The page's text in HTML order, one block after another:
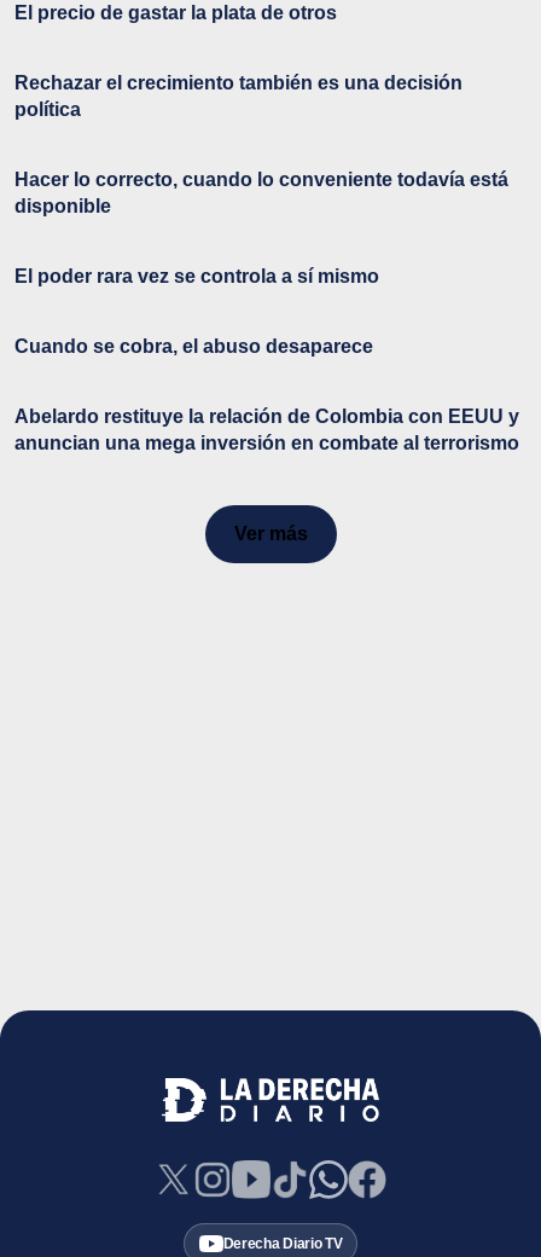
El precio de gastar la plata de otros
Rechazar el crecimiento también es una decisión
política
Hacer lo correcto, cuando lo conveniente todavía está
disponible
El poder rara vez se controla a sí mismo
Cuando se cobra, el abuso desaparece
Abelardo restituye la relación de Colombia con EEUU y
anuncian una mega inversión en combate al terrorismo
Ver más
Derecha Diario TV